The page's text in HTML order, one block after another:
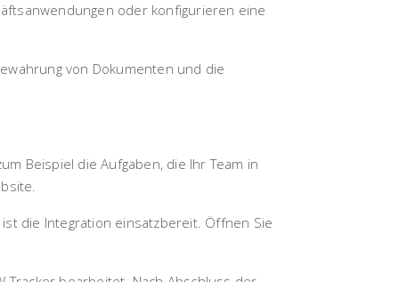
oder konfigurieren eine
von Dokumenten und die
Beispiel die Aufgaben, die Ihr Team in
die Integration einsatzbereit. Öffnen Sie